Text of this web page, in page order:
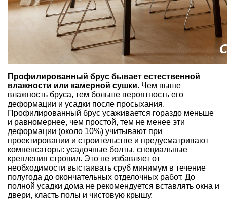
Профилированный брус бывает естественной
влажности или камерной сушки. Чем выше
влажность бруса, тем больше вероятность его
деформации и усадки после просыхания.
Профилированный брус усаживается гораздо меньше
и равномернее, чем простой, тем не менее эти
деформации (около 10%) учитывают при
проектировании и строительстве и предусматривают
компенсаторы: усадочные болты, специальные
крепления стропил. Это не избавляет от
необходимости выстаивать сруб минимум в течение
полугода до окончательных отделочных работ. До
полной усадки дома не рекомендуется вставлять окна и
двери, класть полы и чистовую крышу.